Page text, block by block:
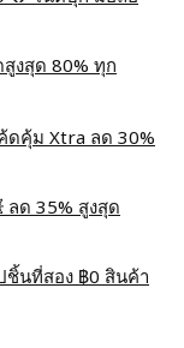
งสุด 80% ทุก
ดคุ้ม Xtra ลด 30%
ลด 35% สูงสุด
นที่สอง ฿0 สินค้า